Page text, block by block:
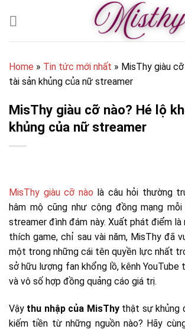
Home » Tin tức mới nhất » MisThy giàu
tài sản khủng của nữ streamer
MisThy giàu cỡ nào? Hé lộ
khủng của nữ streamer
MisThy giàu cỡ nào là câu hỏi thường
hâm mộ cũng như cộng đồng mạng
streamer đình đám này. Xuất phát điểm là
thích game, chỉ sau vài năm, MisThy đã
một trong những cái tên quyền lực nhất
sở hữu lượng fan khổng lồ, kênh
và vô số hợp đồng quảng cáo giá trị.
Vậy thu nhập của MisThythật sự khủng
kiếm tiền từ những nguồn nào? Hãy